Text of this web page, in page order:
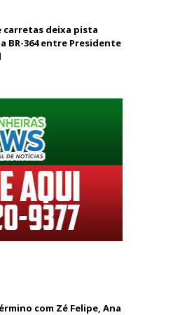
deixa pista
BR-364 entre Presidente
com Zé Felipe, Ana